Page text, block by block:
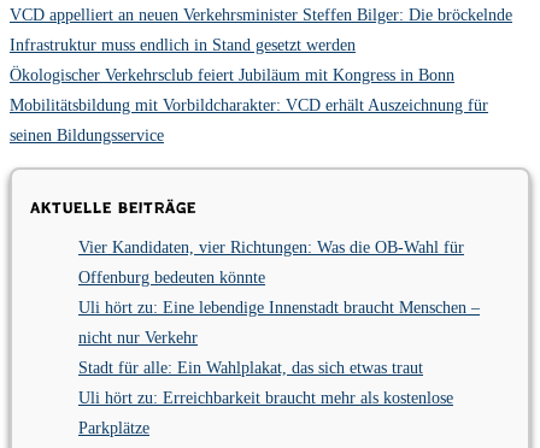
VCD appelliert an neuen Verkehrsminister Steffen Bilger: Die bröckelnde
Infrastruktur muss endlich in Stand gesetzt werden
Ökologischer Verkehrsclub feiert Jubiläum mit Kongress in Bonn
Mobilitätsbildung mit Vorbildcharakter: VCD erhält Auszeichnung für
seinen Bildungsservice
Aktuelle Beiträge
Vier Kandidaten, vier Richtungen: Was die OB-Wahl für
Offenburg bedeuten könnte
Uli hört zu: Eine lebendige Innenstadt braucht Menschen –
nicht nur Verkehr
Stadt für alle: Ein Wahlplakat, das sich etwas traut
Uli hört zu: Erreichbarkeit braucht mehr als kostenlose
Parkplätze